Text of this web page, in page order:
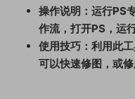
操作说明：运行PS
作流，打开PS，运
使用技巧：利用此
可以快速修图，或